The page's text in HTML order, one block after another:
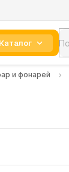
Каталог
и фонарей